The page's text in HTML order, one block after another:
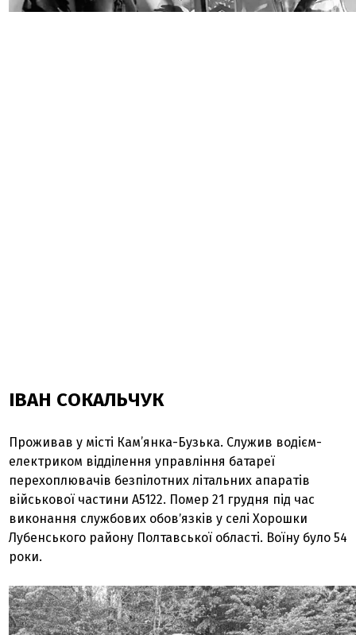
ІВАН СОКАЛЬЧУК
Проживав у місті Кам’янка-Бузька. Служив водієм-
електриком відділення управління батареї
перехоплювачів безпілотних літальних апаратів
військової частини А5122. Помер 21 грудня під час
виконання службових обовʼязків у селі Хорошки
Лубенського району Полтавської області. Воїну було 54
роки.